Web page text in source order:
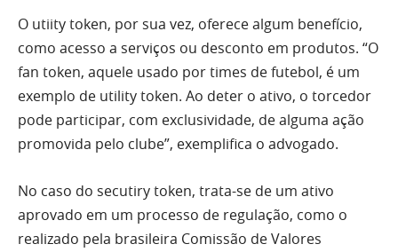
O utiity token, por sua vez, oferece algum benefício,
como acesso a serviços ou desconto em produtos. “O
fan token, aquele usado por times de futebol, é um
exemplo de utility token. Ao deter o ativo, o torcedor
pode participar, com exclusividade, de alguma ação
promovida pelo clube”, exemplifica o advogado.
No caso do secutiry token, trata-se de um ativo
aprovado em um processo de regulação, como o
realizado pela brasileira Comissão de Valores